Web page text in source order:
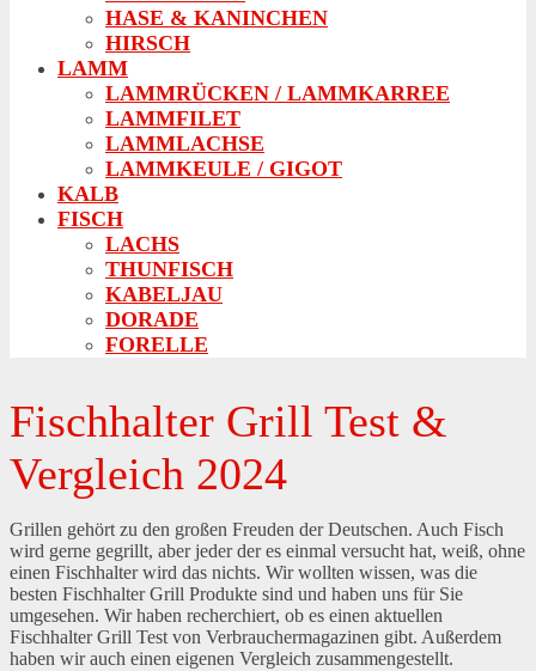
HASE & KANINCHEN
HIRSCH
LAMM
LAMMRÜCKEN / LAMMKARREE
LAMMFILET
LAMMLACHSE
LAMMKEULE / GIGOT
KALB
FISCH
LACHS
THUNFISCH
KABELJAU
DORADE
FORELLE
Fischhalter Grill Test &
Vergleich 2024
Grillen gehört zu den großen Freuden der Deutschen. Auch Fisch
wird gerne gegrillt, aber jeder der es einmal versucht hat, weiß, ohne
einen Fischhalter wird das nichts. Wir wollten wissen, was die
besten Fischhalter Grill Produkte sind und haben uns für Sie
umgesehen. Wir haben recherchiert, ob es einen aktuellen
Fischhalter Grill Test von Verbrauchermagazinen gibt. Außerdem
haben wir auch einen eigenen Vergleich zusammengestellt.